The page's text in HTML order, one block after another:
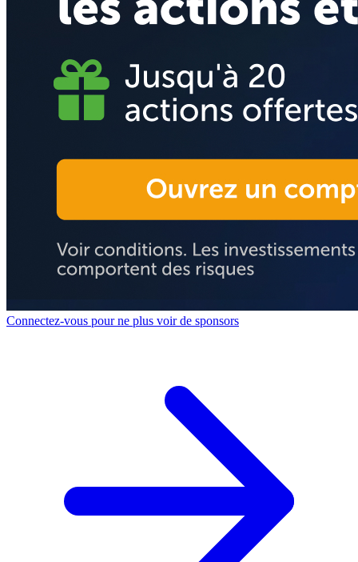
Connectez-vous pour ne plus voir de sponsors